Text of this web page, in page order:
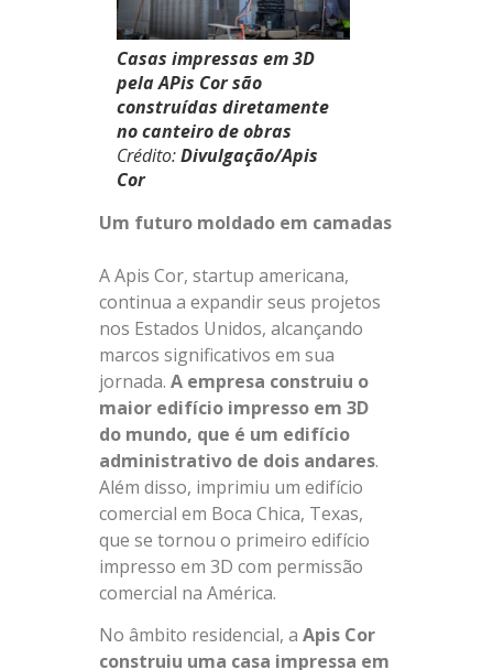
Casas impressas em 3D
pela APis Cor são
construídas diretamente
no canteiro de obras
Crédito:Divulgação/Apis
Cor
Um futuro moldado em camadas
A Apis Cor, startup americana,
continua a expandir seus projetos
nos Estados Unidos, alcançando
marcos significativos em sua
jornada. A empresa construiu o
maior edifício impresso em 3D
do mundo, que é um edifício
administrativo de dois andares.
Além disso, imprimiu um edifício
comercial em Boca Chica, Texas,
que se tornou o primeiro edifício
impresso em 3D com permissão
comercial na América.
No âmbito residencial, a Apis Cor
construiu uma casa impressa em